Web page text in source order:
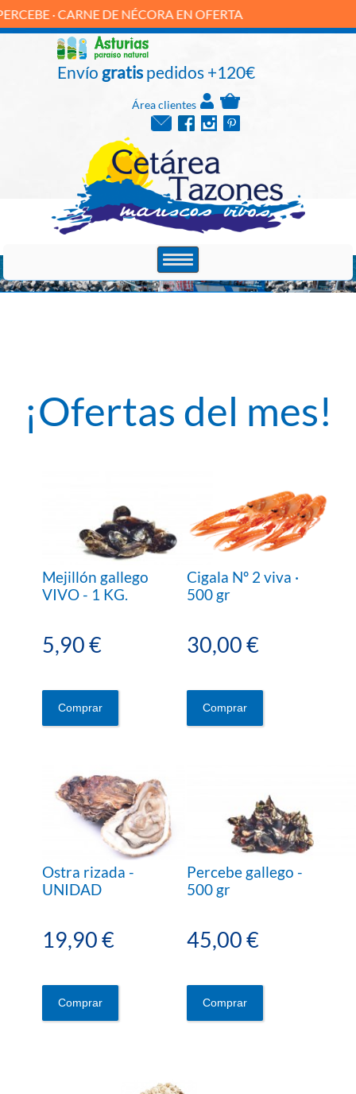
· CARNE DE NÉCORA EN OFERTA
Envío gratispedidos +120€
Área clientes
¡Ofertas del mes!
Mejillón gallego
VIVO - 1 KG.
5,90 €
Comprar
Cigala Nº 2 viva ·
500 gr
30,00 €
Comprar
Ostra rizada -
UNIDAD
19,90 €
Comprar
Percebe gallego -
500 gr
45,00 €
Comprar